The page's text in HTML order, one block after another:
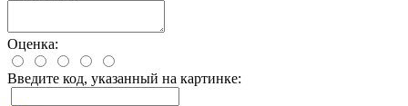
Оценка:
Введите код, указанный на картинке: